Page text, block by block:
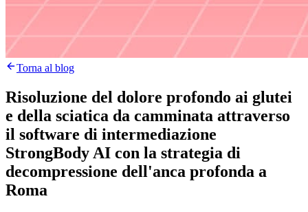
Torna al blog
Risoluzione del dolore profondo ai glutei
e della sciatica da camminata attraverso
il software di intermediazione
StrongBody AI con la strategia di
decompressione dell'anca profonda a
Roma